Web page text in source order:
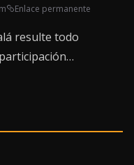
Enlace permanente
resulte todo